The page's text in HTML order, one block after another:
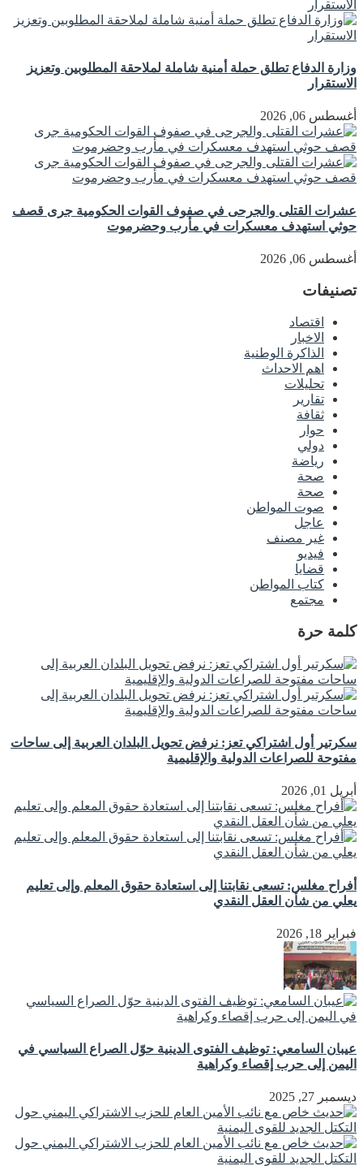
وزارة الدفاع تطلق حملة أمنية شاملة لملاحقة المطلوبين وتعزيز
الاستقرار
أغسطس 06, 2026
عشرات القتلى والجرحى في صفوف القوات الحكومية جرى قصف
حوثي استهدف معسكرات في مأرب وحضرموت
أغسطس 06, 2026
تصنيفات
اقتصاد
الاخبار
الذاكرة الوطنية
اهم الاحداث
تحليلات
تقارير
ثقافة
حوار
دولي
رياضة
صحة
صحة
صوت المواطن
عاجل
غير مصنف
فيديو
قضايا
كتاب المواطن
مجتمع
كلمة حرة
سكرتير أول اشتراكي تعز: نرفض تحويل البلدان العربية إلى ساحات
مفتوحة للصراعات الدولية والإقليمية
أبريل 01, 2026
أفراح مغلس: تسعى نقابتنا إلى استعادة حقوق المعلم وإلى تعليم
يعلي من شأن العقل النقدي
فبراير 18, 2026
عيبان السامعي: توظيف الفتوى الدينية حوّل الصراع السياسي في
اليمن إلى حرب إقصاء وكراهية
ديسمبر 27, 2025